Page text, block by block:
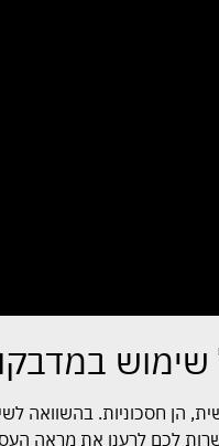
הן חסכוניות. בהשוואה
לכם לרענן את מראה